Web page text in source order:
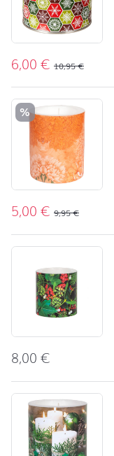
6,00€ 10,95€
%
5,00€ 9,95€
8,00€